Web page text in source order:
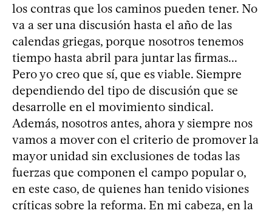
los contras que los caminos pueden tener. No
va a ser una discusión hasta el año de las
calendas griegas, porque nosotros tenemos
tiempo hasta abril para juntar las firmas...
Pero yo creo que sí, que es viable. Siempre
dependiendo del tipo de discusión que se
desarrolle en el movimiento sindical.
Además, nosotros antes, ahora y siempre nos
vamos a mover con el criterio de promover la
mayor unidad sin exclusiones de todas las
fuerzas que componen el campo popular o,
en este caso, de quienes han tenido visiones
críticas sobre la reforma. En mi cabeza, en la